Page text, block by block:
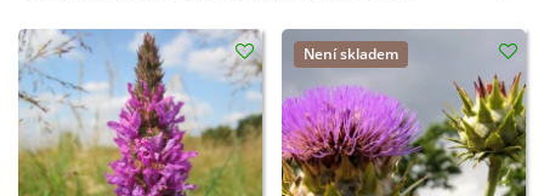
Není skladem